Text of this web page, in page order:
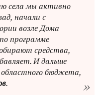
села мы активно
начали с
возле Дома
программе
средства,
И дальше
бюджета,
.